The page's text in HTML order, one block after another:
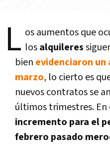
L os aumentos que
losalquileres
bien evidenciaron un
marzo, lo cierto es
nuevos contratos se
últimos trimestres. En
incremento para el
febrero pasado